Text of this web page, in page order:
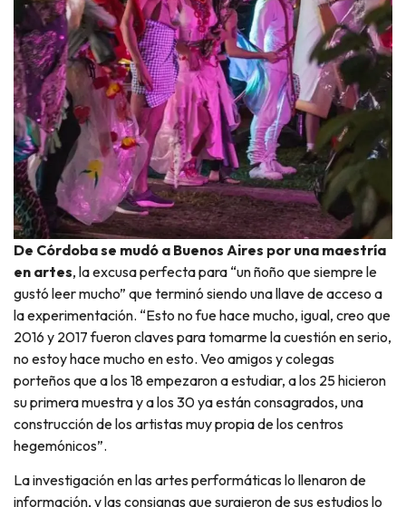
De Córdoba se mudó a Buenos Aires por una maestría
en artes, la excusa perfecta para “un ñoño que siempre le
gustó leer mucho” que terminó siendo una llave de acceso a
la experimentación. “Esto no fue hace mucho, igual, creo que
2016 y 2017 fueron claves para tomarme la cuestión en serio,
no estoy hace mucho en esto. Veo amigos y colegas
porteños que a los 18 empezaron a estudiar, a los 25 hicieron
su primera muestra y a los 30 ya están consagrados, una
construcción de los artistas muy propia de los centros
hegemónicos”.
La investigación en las artes performáticas lo llenaron de
información, y las consignas que surgieron de sus estudios lo